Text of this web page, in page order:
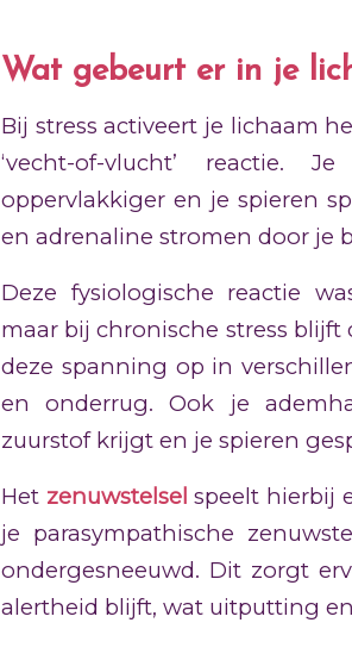
Wat gebeurt er in je
Bij stress activeert je lichaam
‘vecht-of-vlucht’ reactie.
oppervlakkiger en je spieren
en adrenaline stromen door je
Deze fysiologische reactie
maar bij chronische stress
deze spanning op in
en onderrug. Ook je
zuurstof krijgt en je spieren
Het zenuwstelsel speelt hierbij
je parasympathische
ondergesneeuwd. Dit zorgt
alertheid blijft, wat uitputting